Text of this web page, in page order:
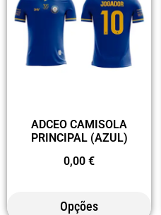
ADCEO CAMISOLA
PRINCIPAL (AZUL)
0,00 €
Opções